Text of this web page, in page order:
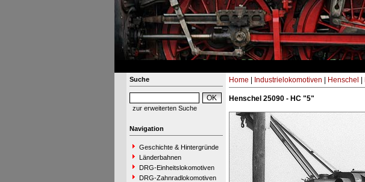
Suche
zur erweiterten Suche
Navigation
Geschichte & Hintergründe
Länderbahnen
DRG-Einheitslokomotiven
DRG-Zahnradlokomotiven
Home Industrielokomotiven Henschel
Henschel 25090 - HC "5"